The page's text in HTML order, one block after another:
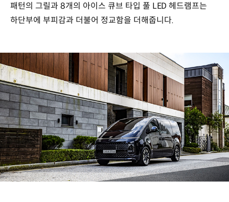
패턴의 그릴과 8개의 아이스 큐브 타입 풀 LED 헤드램프는
하단부에 부피감과 더불어 정교함을 더해줍니다.